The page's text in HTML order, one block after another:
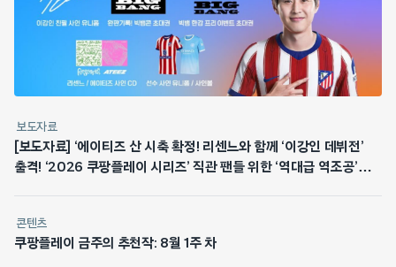
보도자료
[보도자료] ‘에이티즈 산 시축 확정! 리센느와 함께 ‘이강인 데뷔전’
출격! ‘2026 쿠팡플레이 시리즈’ 직관 팬들 위한 ‘역대급 역조공’
콘텐츠
쿠팡플레이 금주의 추천작: 8월 1주 차